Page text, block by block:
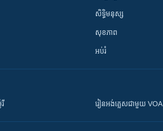
សិទ្ធិមនុស្ស
សុខភាព
អប់រំ
រៀន​​​​​​អង់គ្លេស​​ជាមួយ VOA